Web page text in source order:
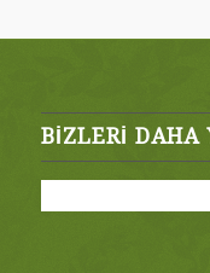
BIZLERI DAHA